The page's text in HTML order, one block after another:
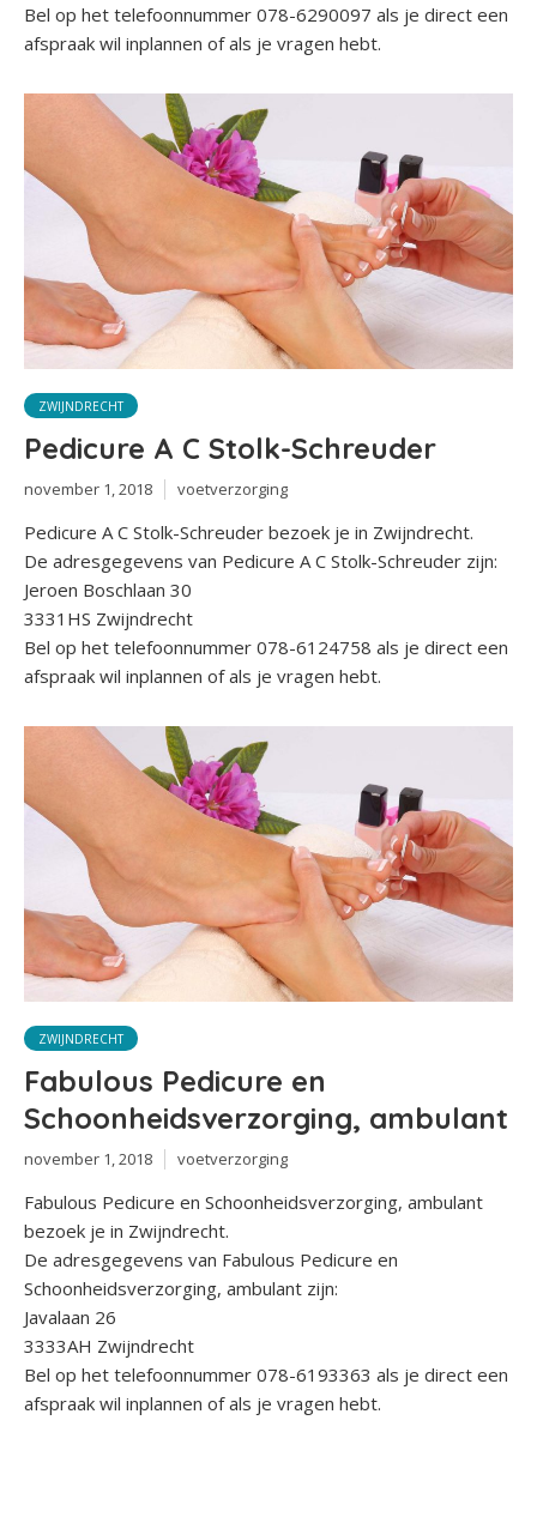
Bel op het telefoonnummer 078-6290097 als je direct een
afspraak wil inplannen of als je vragen hebt.
ZWIJNDRECHT
Pedicure A C Stolk-Schreuder
november 1, 2018 voetverzorging
Pedicure A C Stolk-Schreuder bezoek je in Zwijndrecht.
De adresgegevens van Pedicure A C Stolk-Schreuder zijn:
Jeroen Boschlaan 30
3331HS Zwijndrecht
Bel op het telefoonnummer 078-6124758 als je direct een
afspraak wil inplannen of als je vragen hebt.
ZWIJNDRECHT
Fabulous Pedicure en
Schoonheidsverzorging, ambulant
november 1, 2018 voetverzorging
Fabulous Pedicure en Schoonheidsverzorging, ambulant
bezoek je in Zwijndrecht.
De adresgegevens van Fabulous Pedicure en
Schoonheidsverzorging, ambulant zijn:
Javalaan 26
3333AH Zwijndrecht
Bel op het telefoonnummer 078-6193363 als je direct een
afspraak wil inplannen of als je vragen hebt.